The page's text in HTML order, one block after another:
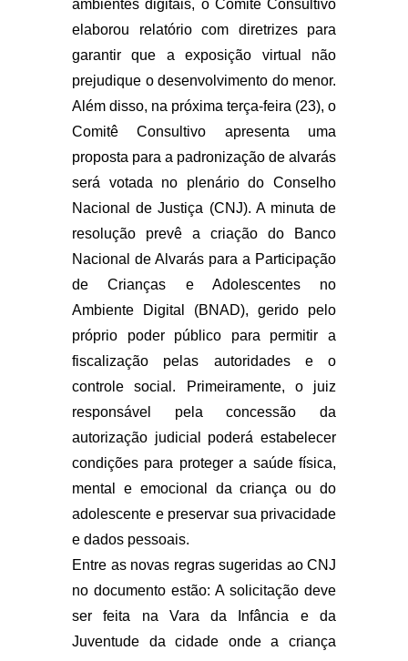
ambientes digitais, o Comitê Consultivo
elaborou relatório com diretrizes para
garantir que a exposição virtual não
prejudique o desenvolvimento do menor.
Além disso, na próxima terça-feira (23), o
Comitê Consultivo apresenta uma
proposta para a padronização de alvarás
será votada no plenário do Conselho
Nacional de Justiça (CNJ). A minuta de
resolução prevê a criação do Banco
Nacional de Alvarás para a Participação
de Crianças e Adolescentes no
Ambiente Digital (BNAD), gerido pelo
próprio poder público para permitir a
fiscalização pelas autoridades e o
controle social. Primeiramente, o juiz
responsável pela concessão da
autorização judicial poderá estabelecer
condições para proteger a saúde física,
mental e emocional da criança ou do
adolescente e preservar sua privacidade
e dados pessoais.
Entre as novas regras sugeridas ao CNJ
no documento estão: A solicitação deve
ser feita na Vara da Infância e da
Juventude da cidade onde a criança